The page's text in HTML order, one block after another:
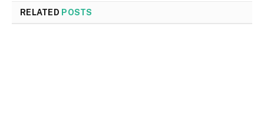
RELATED POSTS